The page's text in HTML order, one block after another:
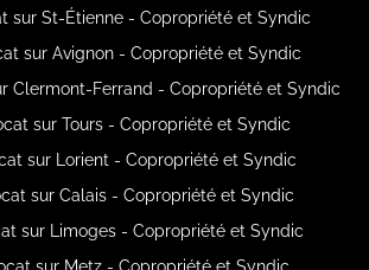
sur St-Étienne - Copropriété et Syndic
sur Avignon - Copropriété et Syndic
Clermont-Ferrand - Copropriété et Syndic
sur Tours - Copropriété et Syndic
sur Lorient - Copropriété et Syndic
sur Calais - Copropriété et Syndic
sur Limoges - Copropriété et Syndic